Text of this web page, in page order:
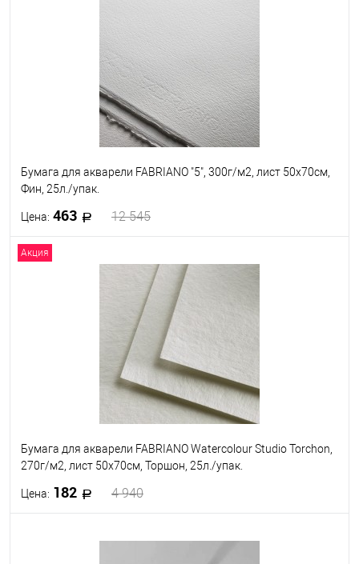
Под заказ
Бумага для акварели FABRIANO "5", 300г/м2, лист 50x70см,
Фин, 25л./упак.
Цена: 463 12 545
В корзину
Акция
Бумага для акварели FABRIANO Watercolour Studio Torchon,
270г/м2, лист 50x70см, Торшон, 25л./упак.
Цена: 182 4 940
В корзину